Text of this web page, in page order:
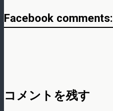
Facebook comments:
コメントを残す